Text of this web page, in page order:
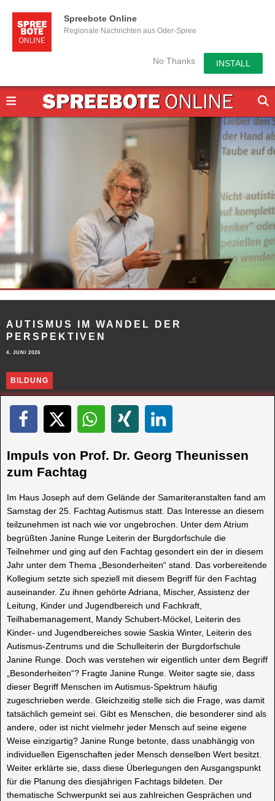
Spreebote Online
Regionale Nachrichten aus Oder-Spree
No Thanks INSTALL
AUTISMUS IM WANDEL DER
PERSPEKTIVEN
4. JUNI 2026
BILDUNG
Impuls von Prof. Dr. Georg Theunissen
zum Fachtag
Im Haus Joseph auf dem Gelände der Samariteranstalten fand am
Samstag der 25. Fachtag Autismus statt. Das Interesse an diesem
teilzunehmen ist nach wie vor ungebrochen. Unter dem Atrium
begrüßten Janine Runge Leiterin der Burgdorfschule die
Teilnehmer und ging auf den Fachtag gesondert ein der in diesem
Jahr unter dem Thema „Besonderheiten“ stand. Das vorbereitende
Kollegium setzte sich speziell mit diesem Begriff für den Fachtag
auseinander. Zu ihnen gehörte Adriana, Mischer, Assistenz der
Leitung, Kinder und Jugendbereich und Fachkraft,
Teilhabemanagement, Mandy Schubert-Möckel, Leiterin des
Kinder- und Jugendbereiches sowie Saskia Winter, Leiterin des
Autismus-Zentrums und die Schulleiterin der Burgdorfschule
Janine Runge. Doch was verstehen wir eigentlich unter dem Begriff
„Besonderheiten“? Fragte Janine Runge. Weiter sagte sie, dass
dieser Begriff Menschen im Autismus-Spektrum häufig
zugeschrieben werde. Gleichzeitig stelle sich die Frage, was damit
tatsächlich gemeint sei. Gibt es Menschen, die besonderer sind als
andere, oder ist nicht vielmehr jeder Mensch auf seine eigene
Weise einzigartig? Janine Runge betonte, dass unabhängig von
individuellen Eigenschaften jeder Mensch denselben Wert besitzt.
Weiter erklärte sie, dass diese Überlegungen den Ausgangspunkt
für die Planung des diesjährigen Fachtags bildeten. Der
thematische Schwerpunkt sei aus zahlreichen Gesprächen und